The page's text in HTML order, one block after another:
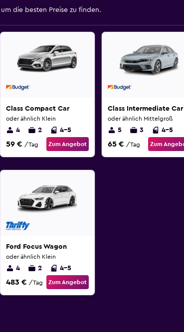
die besten Preise zu finden.
Class Compact Car
oder ähnlich Klein
4 2 4-5
59 € /Tag Zum Angebot
Class Intermediate Car
oder ähnlich Mittelgroß
5 3 4-5
65 € /Tag Zum
Ford Focus Wagon
oder ähnlich Klein
4 2 4-5
483 € /Tag Zum Angebot